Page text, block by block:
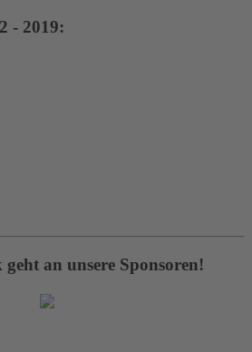
- 2019:
an unsere Sponsoren!